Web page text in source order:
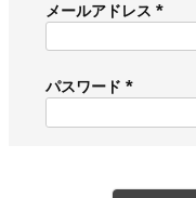
メールアドレス
必
)
パスワード
必